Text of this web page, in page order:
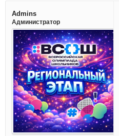
Admins
Администратор